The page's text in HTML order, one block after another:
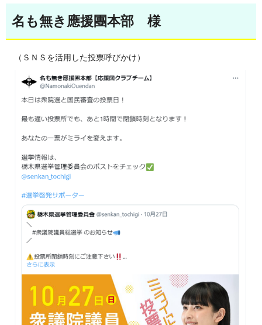
名も無き應援團本部 様
（ＳＮＳを活用した投票呼びかけ）